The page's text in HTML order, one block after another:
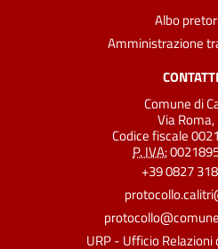
Albo
Amministrazione
CONTATTI
Comune di
Via Roma,
Codice fiscale
P. IVA:
+39 0827
URP - Ufficio Relazioni